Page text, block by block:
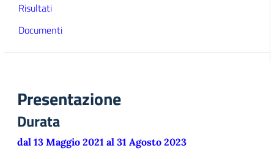
Risultati
Documenti
Presentazione
Durata
dal 13 Maggio 2021 al 31 Agosto 2023